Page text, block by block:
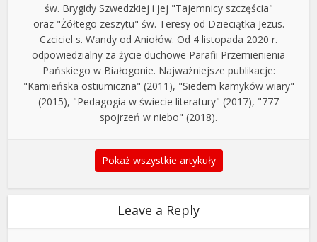
św. Brygidy Szwedzkiej i jej "Tajemnicy szczęścia"
oraz "Żółtego zeszytu" św. Teresy od Dzieciątka Jezus.
Czciciel s. Wandy od Aniołów. Od 4 listopada 2020 r.
odpowiedzialny za życie duchowe Parafii Przemienienia
Pańskiego w Białogonie. Najważniejsze publikacje:
"Kamieńska ostiumiczna" (2011), "Siedem kamyków wiary"
(2015), "Pedagogia w świecie literatury" (2017), "777
spojrzeń w niebo" (2018).
Pokaż wszystkie artykuły
Leave a Reply